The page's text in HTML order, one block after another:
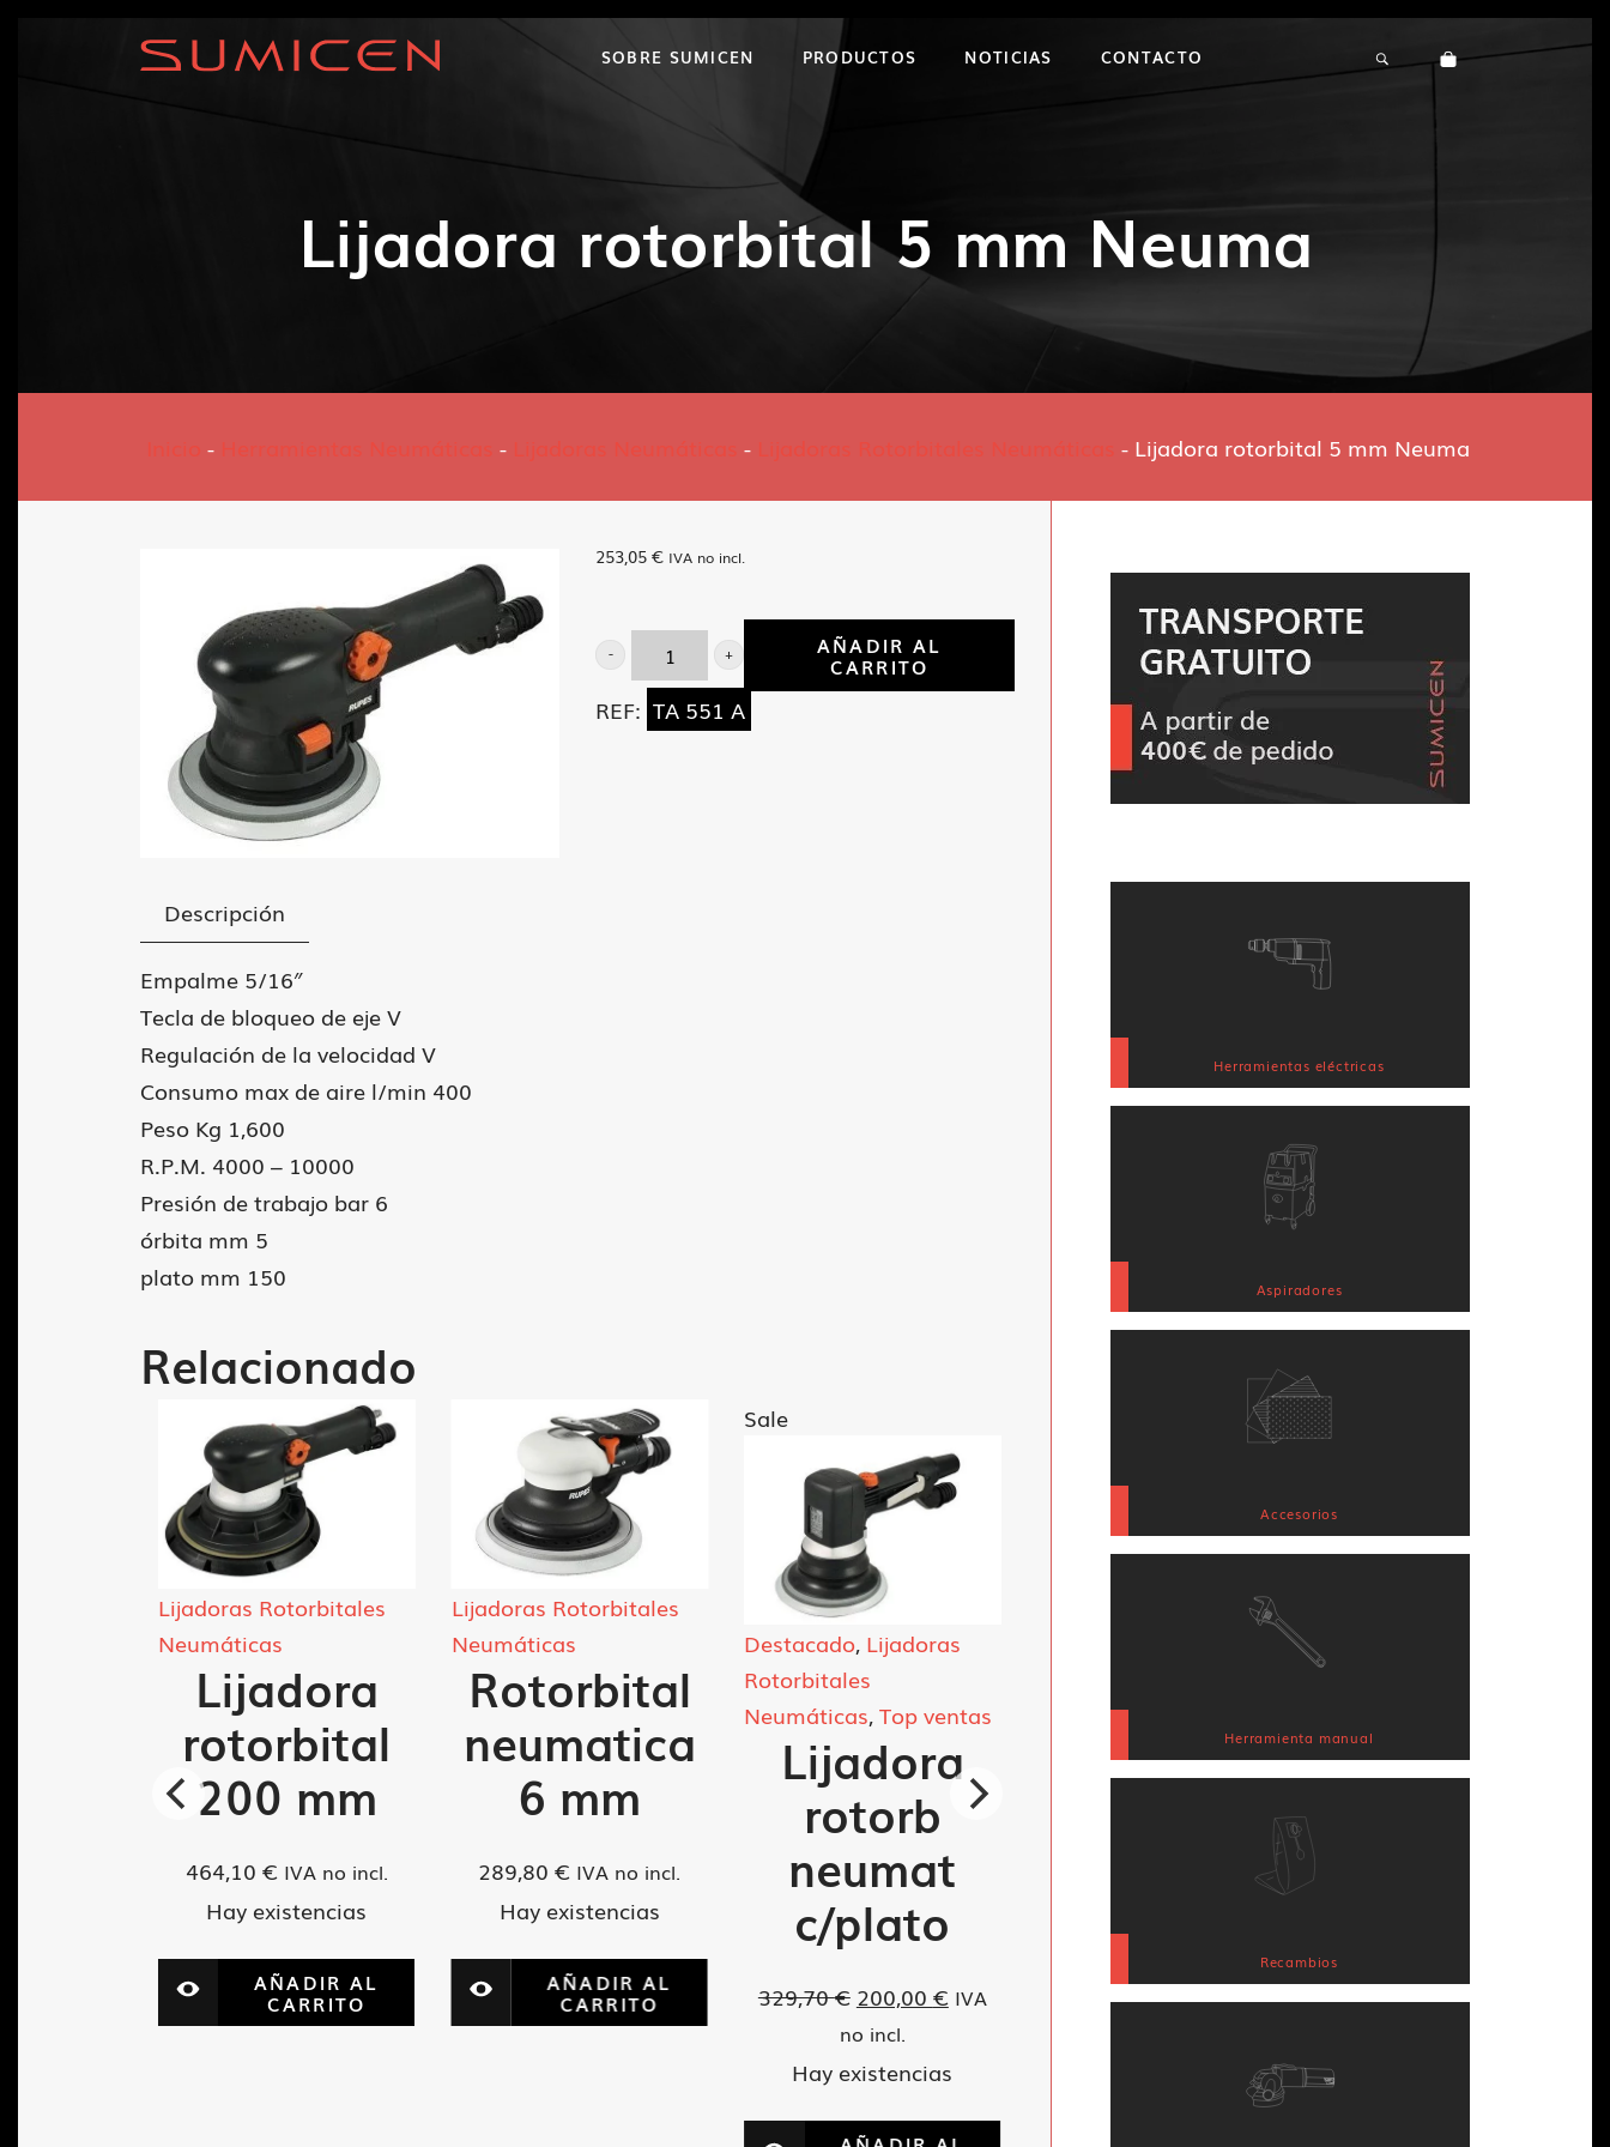
SOBRE SUMICEN PRODUCTOS NOTICIAS CONTACTO
Lijadora rotorbital 5 mm Neuma
- - - - Lijadora rotorbital 5 mm Neuma
253,05 € IVA no incl.
Lijadora
rotorbital
AÑADIR AL
CARRITO
REF: TA 551 A
Descripción
Empalme 5/16″
Tecla de bloqueo de eje V
Regulación de la velocidad V
Consumo max de aire l/min 400
Peso Kg 1,600
R.P.M. 4000 – 10000
Presión de trabajo bar 6
órbita mm 5
plato mm 150
Relacionado
Lijadoras Rotorbitales
Neumáticas
Lijadora
rotorbital
200 mm
464,10 € IVA no incl.
Hay existencias
AÑADIR AL
CARRITO
Lijadoras Rotorbitales
Neumáticas
Rotorbital
neumatica
6 mm
289,80€ IVA no incl.
Hay existencias
AÑADIR AL
CARRITO
Sale
Destacado, Lijadoras
Rotorbitales
Neumáticas,Top ventas
Lijadora
rotorb
neumat
c/plato
329,70€ El
precio
original
329,70 €.
200,00 €El
actual
200,00 €.
IVA
no incl.
Hay existencias
Herramientas eléctricas
Aspiradores
Accesorios
Herramienta manual
Recambios